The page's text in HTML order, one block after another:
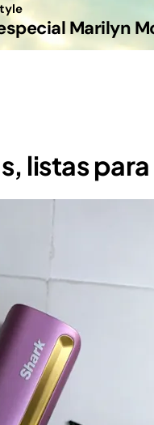
Marilyn
listas